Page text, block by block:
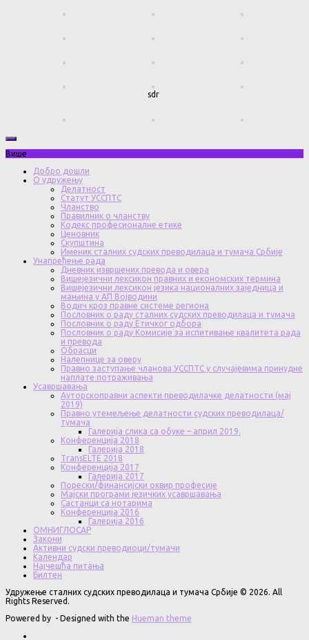
sdr
Више
Добро дошли
О удружењу
Делатност
Статут УССПТС
Чланство
Правилник о чланству
Кодекс професионалне етике
Ценовник
Скупштина
Именик сталних судских преводилаца и тумача Србије
Унапређење рада
Дневник извршених превода и овера
Вишејезични лексикон правних и економских термина
Вишејезични лексикон језика националних заједница и
мањина у АП Војводини
Водич кроз правне системе региона
Пословник о раду сталних судских преводилаца и тумача
Пословник о раду Етичког одбора
Пословник о раду Комисије за испитивање квалитета рада
и превода
Обрасци
Налепнице за оверу
Правно заступање чланова УССПТС у случајевима принудне
наплате потраживања
Усавршавања
Ауторскоправни аспекти преводилачке делатности (мај
2019)
Правно утемељење делатности судских преводилаца/
тумача
Галерија слика са обуке – април 2019.
Конференција 2018
Галерија 2018
TransELTE 2018
Конференција 2017
Галерија 2017
Порески/финансијски оквир професије
Мајски програми језичких усавршавања
Састанци са нотарима
Конференција 2016
Галерија 2016
ОМНИГЛОСАР
Закони
Активни судски преводиоци/тумачи
Календар
Најчешћа питања
Билтен
Удружење сталних судских преводилаца и тумача Србије © 2026. All
Rights Reserved.
Powered by - Designed with the Hueman theme